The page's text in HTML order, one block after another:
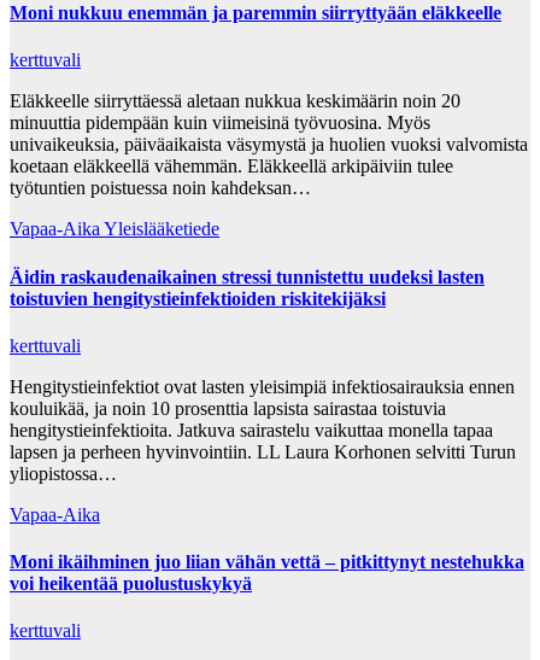
Moni nukkuu enemmän ja paremmin siirryttyään eläkkeelle
kerttuvali
Eläkkeelle siirryttäessä aletaan nukkua keskimäärin noin 20
minuuttia pidempään kuin viimeisinä työvuosina. Myös
univaikeuksia, päiväaikaista väsymystä ja huolien vuoksi valvomista
koetaan eläkkeellä vähemmän. Eläkkeellä arkipäiviin tulee
työtuntien poistuessa noin kahdeksan…
Vapaa-AikaYleislääketiede
Äidin raskaudenaikainen stressi tunnistettu uudeksi lasten
toistuvien hengitystieinfektioiden riskitekijäksi
kerttuvali
Hengitystieinfektiot ovat lasten yleisimpiä infektiosairauksia ennen
kouluikää, ja noin 10 prosenttia lapsista sairastaa toistuvia
hengitystieinfektioita. Jatkuva sairastelu vaikuttaa monella tapaa
lapsen ja perheen hyvinvointiin. LL Laura Korhonen selvitti Turun
yliopistossa…
Vapaa-Aika
Moni ikäihminen juo liian vähän vettä – pitkittynyt nestehukka
voi heikentää puolustuskykyä
kerttuvali